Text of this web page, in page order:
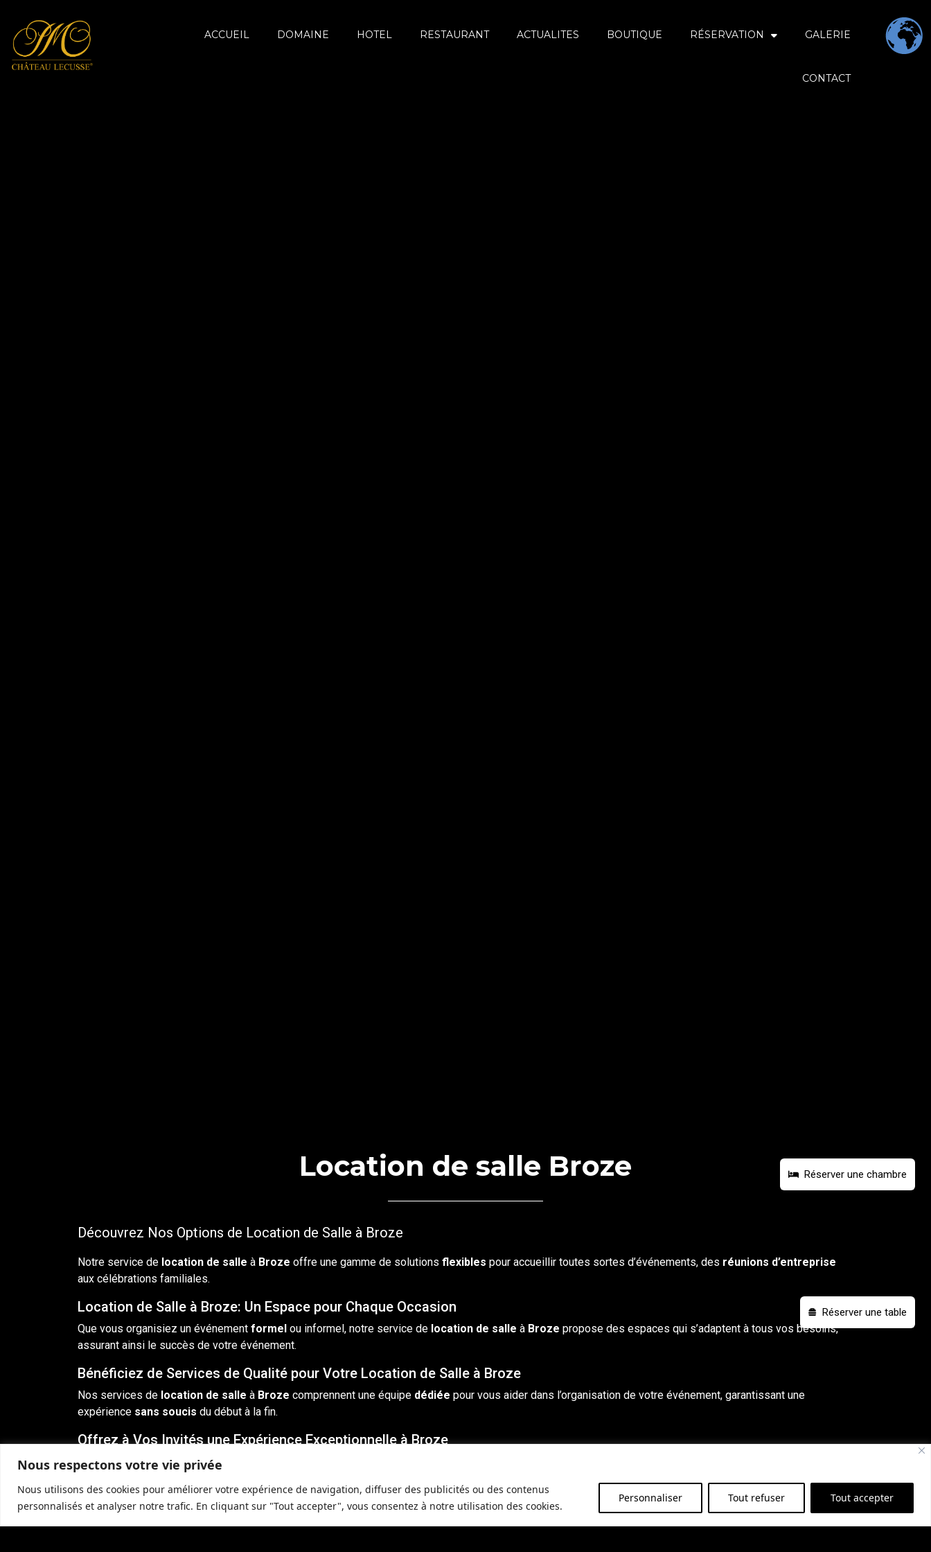
Nous respectons votre vie privée
Nous utilisons des cookies pour améliorer votre expérience de navigation, diffuser des publicités ou des contenus
personnalisés et analyser notre trafic. En cliquant sur "Tout accepter", vous consentez à notre utilisation des cookies.
Personnaliser Tout refuser Tout accepter
ACCUEIL DOMAINE HOTEL RESTAURANT ACTUALITES BOUTIQUE RÉSERVATION GALERIE
CONTACT
Réserver une table
Réserver une chambre
Location de salle Broze
Découvrez Nos Options de Location de Salle à Broze
Notre service de location de salle à Broze offre une gamme de solutions flexibles pour accueillir toutes sortes d’événements, des réunions d’entreprise
aux célébrations familiales.
Location de Salle à Broze: Un Espace pour Chaque Occasion
Que vous organisiez un événement formel ou informel, notre service de location de salle à Broze propose des espaces qui s’adaptent à tous vos besoins,
assurant ainsi le succès de votre événement.
Bénéficiez de Services de Qualité pour Votre Location de Salle à Broze
Nos services de location de salle à Broze comprennent une équipe dédiée pour vous aider dans l’organisation de votre événement, garantissant une
expérience sans soucis du début à la fin.
Offrez à Vos Invités une Expérience Exceptionnelle à Broze
En choisissantBroze pour votre
Transformez Vos Événements avec Nos Salles de Location à Broze
Nos salles de location àBrozeoffrent un cadreuniquequi ajoutera une touche d’élégance et de professionnalisme à votre événement, quelle que soit